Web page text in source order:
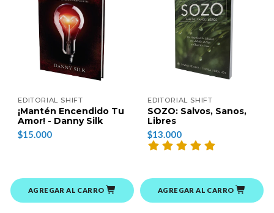
EDITORIAL SHIFT
¡Mantén Encendido Tu
Amor! - Danny Silk
$15.000
AGREGAR AL CARRO
EDITORIAL SHIFT
SOZO: Salvos, Sanos,
Libres
$13.000
AGREGAR AL CARRO